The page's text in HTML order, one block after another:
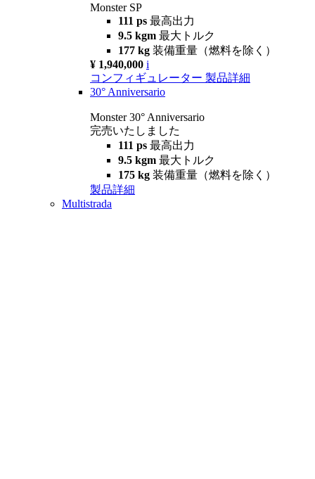
Monster SP
111 ps 最高出力
9.5 kgm 最大トルク
177 kg 装備重量（燃料を除く）
¥ 1,940,000 i
コンフィギュレーター 製品詳細
30° Anniversario
Monster 30° Anniversario
完売いたしました
111 ps 最高出力
9.5 kgm 最大トルク
175 kg 装備重量（燃料を除く）
製品詳細
Multistrada